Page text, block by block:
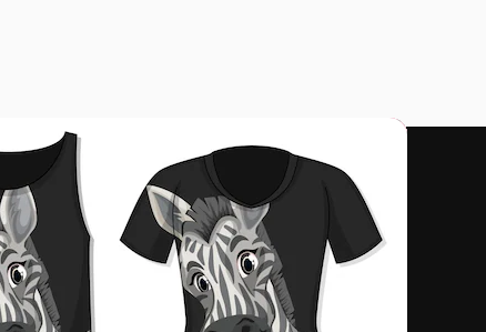
シスタント
像生成ツール
はじめに
Academy
ドキュメント
サポート
料金